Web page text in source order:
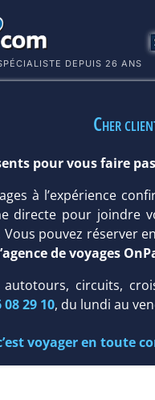
DEPUIS 26 ANS
TRH
Cher
pour vous faire
à l’expérience
directe pour joindre
Vous pouvez réserver
de voyages
autotours, circuits,
08 29 10, du lundi au
voyager en toute